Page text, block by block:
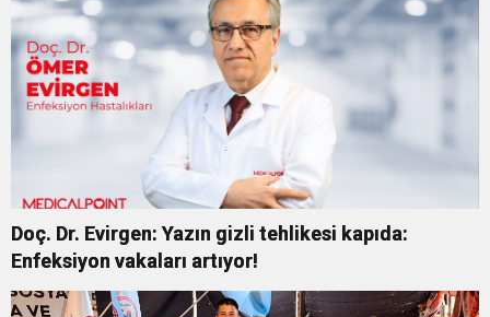
Doç. Dr. Evirgen: Yazın gizli tehlikesi kapıda:
Enfeksiyon vakaları artıyor!